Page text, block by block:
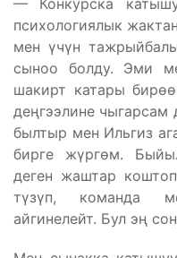
— Конкурска
психологиялык
мен үчүн
сыноо болду. Эми
шакирт катары
деңгээлине
былтыр мен Ильгиз
бирге жүргөм.
деген жаштар
түзүп, команда
айгинелейт. Бул эң